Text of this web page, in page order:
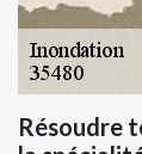
Résoudre